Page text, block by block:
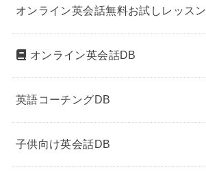
オンライン英会話無料お試しレッスン
オンライン英会話DB
英語コーチングDB
子供向け英会話DB